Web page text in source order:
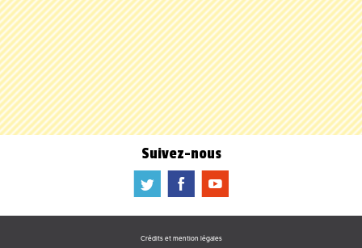
Suivez-nous
a b f
Crédits et mention légales